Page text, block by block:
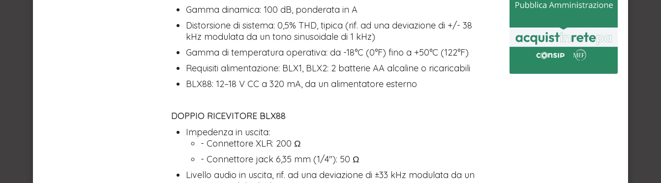
Gamma dinamica: 100 dB, ponderata in A
Distorsione di sistema: 0,5% THD, tipica (rif. ad una deviazione di +/- 38
kHz modulata da un tono sinusoidale di 1 kHz)
Gamma di temperatura operativa: da -18°C (0°F) fino a +50°C (122°F)
Requisiti alimentazione: BLX1, BLX2: 2 batterie AA alcaline o ricaricabili
BLX88: 12–18 V CC a 320 mA, da un alimentatore esterno
DOPPIO RICEVITORE BLX88
Impedenza in uscita:
- Connettore XLR: 200 Ω
- Connettore jack 6,35 mm (1/4"): 50 Ω
Livello audio in uscita, rif. ad una deviazione di ±33 kHz modulata da un